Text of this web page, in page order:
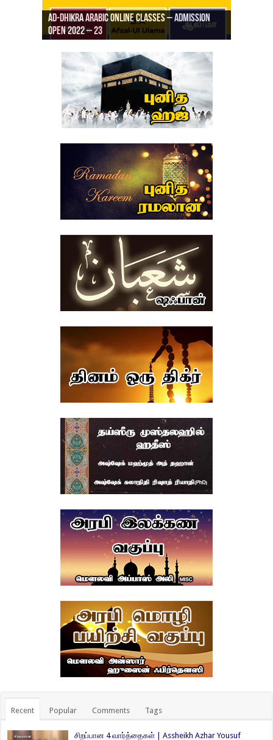
Ad-Dhikra Arabic Online Classes – Admission
Open 2022 – 23
Ad-Dhikra Arabic Online Classes – BA Arabic
AD DHIKRA ARABIC COLLEGE ADMISSION
ரியாத் ஜும்ஆ தமிழாக்கம், Jamia Al Hajiri
Masjid (Kuwait Masjid), Malaz, Riyadh
Recent Popular Comments Tags
சிறப்பான 4 வார்த்தைகள் | Assheikh Azhar Yousuf